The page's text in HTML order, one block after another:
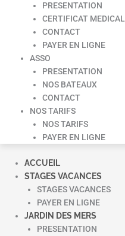
PRESENTATION
CERTIFICAT MEDICAL
CONTACT
PAYER EN LIGNE
ASSO
PRESENTATION
NOS BATEAUX
CONTACT
NOS TARIFS
NOS TARIFS
PAYER EN LIGNE
ACCUEIL
STAGES VACANCES
STAGES VACANCES
PAYER EN LIGNE
JARDIN DES MERS
PRESENTATION